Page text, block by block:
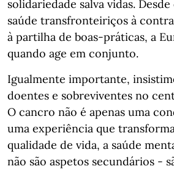
solidariedade salva vidas.
saúde transfronteiriços à
à partilha de boas-práticas, a
quando age em conjunto.
Igualmente importante,
doentes e sobreviventes no
O cancro não é apenas uma
uma experiência que
qualidade de vida, a saúde
não são aspetos secundários -